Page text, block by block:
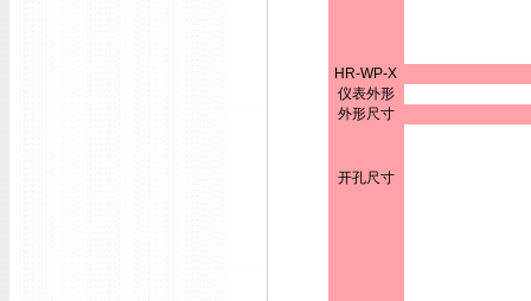
HR-WP-X
仪表外形
外形尺寸
开孔尺寸